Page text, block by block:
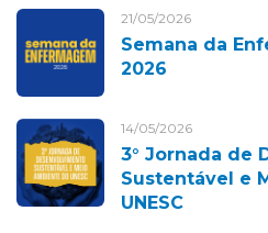
21/05/2026
Semana da
2026
14/05/2026
3° Jornada de
Sustentável e
UNESC